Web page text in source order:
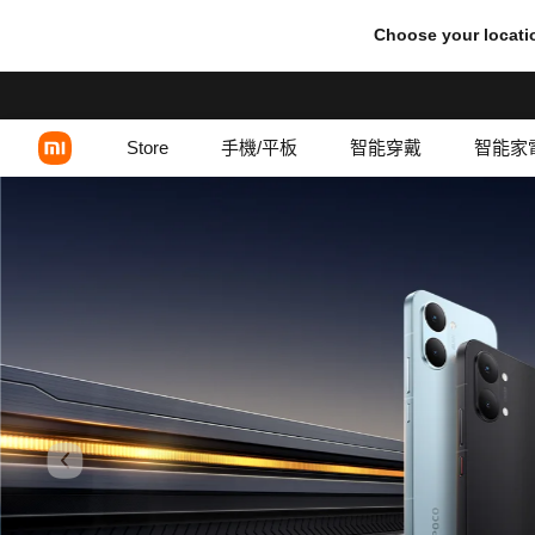
Choose your
Store 手機/平板
POCO 系列
智能穿戴 智能家
小米香港官網 | 智能手機及平